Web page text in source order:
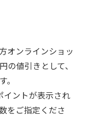
オンラインショッ
の値引きとして、
イントが表示され
をご指定くださ